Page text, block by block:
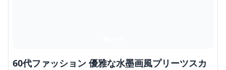
60代ファッション 優雅な水墨画風プリーツスカ